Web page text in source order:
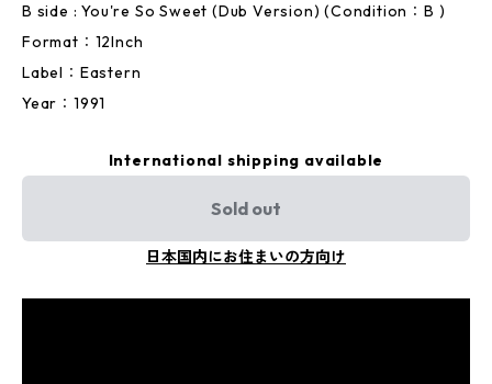
B side : You're So Sweet (Dub Version) (Condition：B )
Format：12Inch
Label：Eastern
Year：1991
International shipping available
Sold out
日本国内にお住まいの方向け